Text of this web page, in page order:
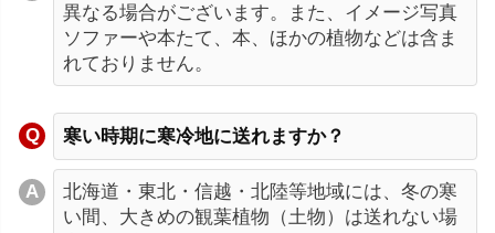
異なる場合がございます。また、イメージ写真
ソファーや本たて、本、ほかの植物などは含ま
れておりません。
寒い時期に寒冷地に送れますか？
北海道・東北・信越・北陸等地域には、冬の寒
い間、大きめの観葉植物（土物）は送れない場